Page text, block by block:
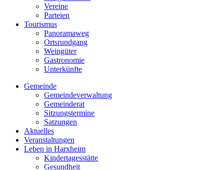
Vereine
Parteien
Tourismus
Panoramaweg
Ortsrundgang
Weingüter
Gastronomie
Unterkünfte
Gemeinde
Gemeindeverwaltung
Gemeinderat
Sitzungstermine
Satzungen
Aktuelles
Veranstaltungen
Leben in Harxheim
Kindertagesstätte
Gesundheit